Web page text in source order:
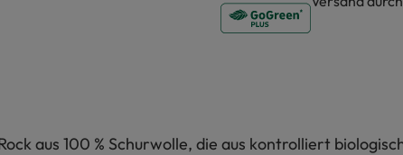
aus 100 % Schurwolle, die aus kontrolliert